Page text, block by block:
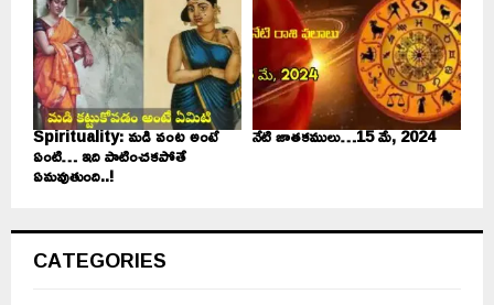
Spirituality: మడి వంట అంటే
ఏంటి… ఇది పాటించకపోతే
ఏమవుతుంది..!
నేటి జాతకములు…15 మే, 2024
CATEGORIES